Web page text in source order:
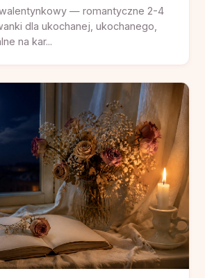
— romantyczne 2-4
dla ukochanej, ukochanego,
na kar...